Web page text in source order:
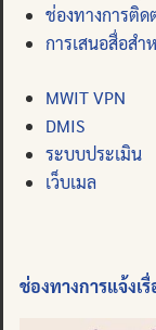
ช่องทางการติ
การเสนอสื่อสำ
MWIT VPN
DMIS
ระบบประเมิน
เว็บเมล
ช่องทางการแจ้งเรื่